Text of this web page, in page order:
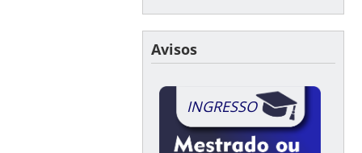
Avisos
INGRESSO